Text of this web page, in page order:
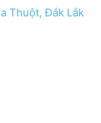
Thuột, Đắk Lắk